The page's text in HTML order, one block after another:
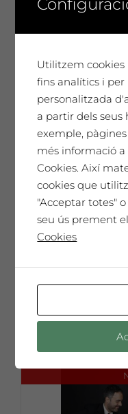
Preu
8,00€Preu
Dissabte 29
+ tast de
8,00€Preu
Utilitzem cookies
fins analítics i
personalitzada
a partir dels seus
exemple,
més informació
Cookies. Així
cookies que
"Acceptar totes"
seu ús prement
Cookies